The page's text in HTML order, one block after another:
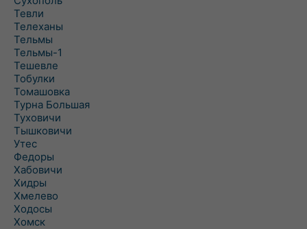
Тевли
Телеханы
Тельмы
Тельмы-1
Тешевле
Тобулки
Томашовка
Турна Большая
Туховичи
Тышковичи
Утес
Федоры
Хабовичи
Хидры
Хмелево
Ходосы
Хомск